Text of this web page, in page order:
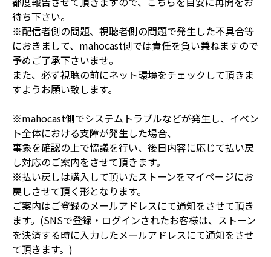
待ち下さい。
※配信者側の問題、視聴者側の問題で発生した不具合等
におきまして、mahocast側では責任を負い兼ねますので
予めご了承下さいませ。
また、必ず視聴の前にネット環境をチェックして頂きま
すようお願い致します。
※mahocast側でシステムトラブルなどが発生し、イベン
ト全体における支障が発生した場合、
事象を確認の上で協議を行い、後日内容に応じて払い戻
し対応のご案内をさせて頂きます。
※払い戻しは購入して頂いたストーンをマイページにお
戻しさせて頂く形となります。
ご案内はご登録のメールアドレスにて通知をさせて頂き
ます。(SNSで登録・ログインされたお客様は、ストーン
を決済する時に入力したメールアドレスにて通知をさせ
て頂きます。)